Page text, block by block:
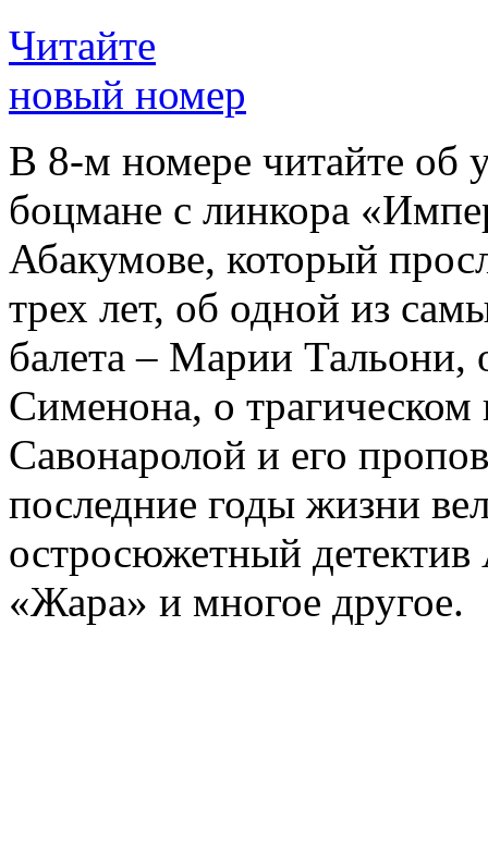
Читайте
новый номер
В 8-м номере читайте об
боцмане с линкора
Абакумове, который
трех лет, об одной из
балета – Марии
Сименона, о трагическом
Савонаролой и его
последние годы жизни
остросюжетный детектив
«Жара» и многое другое.